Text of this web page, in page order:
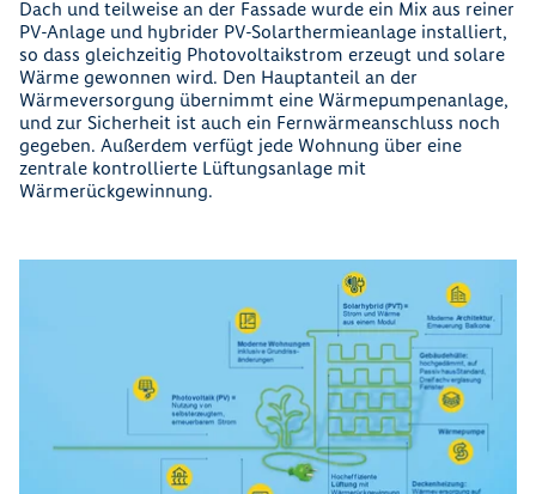
Dach und teilweise an der Fassade wurde ein Mix aus reiner
PV-Anlage und hybrider PV-Solarthermieanlage installiert,
so dass gleichzeitig Photovoltaikstrom erzeugt und solare
Wärme gewonnen wird. Den Hauptanteil an der
Wärmeversorgung übernimmt eine Wärmepumpenanlage,
und zur Sicherheit ist auch ein Fernwärmeanschluss noch
gegeben. Außerdem verfügt jede Wohnung über eine
zentrale kontrollierte Lüftungsanlage mit
Wärmerückgewinnung.